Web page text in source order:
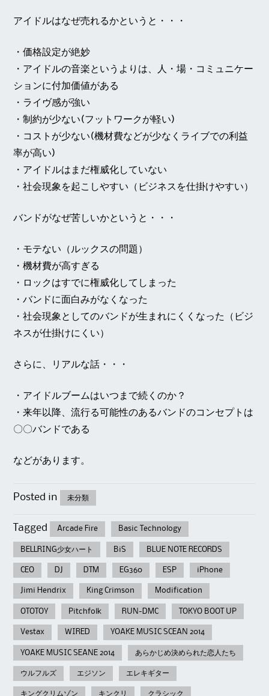
アイドルはなぜ売れるかというと・・・
・価格設定が絶妙
・アイドルの音楽というよりは、人・場・コミュニケー
ションに付加価値がある
・ライヴ感が強い
・制約が少ない(フットワークが軽い)
・コストが少ない(機材費などが少なくライブでの利益
率が高い)
・アイドルはまだ権威化していない
・社会現象を起こしやすい（ビジネスを仕掛けやすい）
バンドがなぜ苦しいかというと・・・
・モテない（ルックスの問題）
・機材費が高すぎる
・ロックはすでに権威化してしまった
・バンドに面白みがなくなった
・社会現象としてのバンドが生まれにくくなった（ビジ
ネスが仕掛けにくい）
さらに、リアルな話・・・
・アイドルブームはいつまで続くのか？
・来年以降、流行る可能性のあるバンドのコンセプトは
〇〇バンドである
などがあります。
Posted in 未分類
Tagged Arcade Fire Basic Technology
BELLRING少女ハート BiS BLUE NOTE RECORDS
CEO DJ DTM EG360 ESP iPhone
Jimi Hendrix King Crimson Modification
OTOTOY Pitchfolk RUN-DMC TOKYO BOOT UP
Vestax WIRED YOAKE MUSIC SCEAN 2014
YOAKE MUSIC SEANE 2014 あらかじめ決められた恋人たち
ウルフルズ エジソン エレキギター
キングクリムゾン キンクリ クラシック